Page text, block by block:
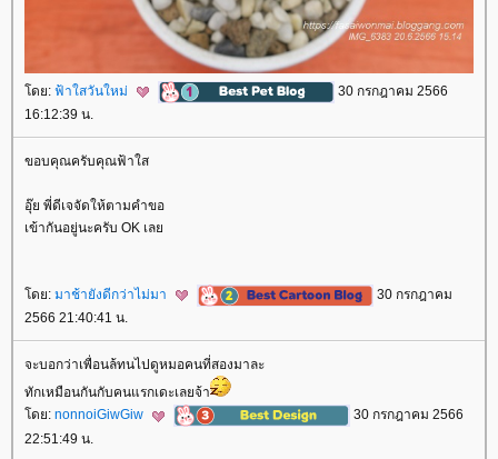
ดย: ฟ้าใสวันใหม่
30 กรกฎาคม 2566
16:12:39 น.
ขอบคุณครับคุณฟ้าใส
อุ๊ย พี่ดีเจจัดให้ตามคำขอ
เข้ากันอยู่นะครับ OK เล
ดย: มาช้ายังดีกว่าไม่มา
30 กรกฎาคม
2566 21:40:41 น.
จะบอกว่าเพื่อนล้ทนไปดูหมอคนที่สองมาละ
ทักเหมือนกันกับคนแรกเดะเลยจ้า
ดย: nonnoiGiwGiw
30 กรกฎาคม 2566
22:51:49 น.